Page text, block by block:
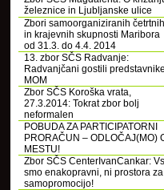
železnice in Ljubljanske ulice
Zbori samoorganiziranih četrtnih
in krajevnih skupnosti Maribora
od 31.3. do 4.4. 2014
13. zbor SČS Radvanje:
Radvanjčani gostili predstavnike
MOM
Zbor SČS Koroška vrata,
27.3.2014: Tokrat zbor bolj
neformalen
POBUDA ZA PARTICIPATORNI
PRORAČUN – ODLOČAJ(MO)
MESTU!
Zbor SČS CenterIvanCankar:
smo enakopravni, ni prostora za
samopromocijo!